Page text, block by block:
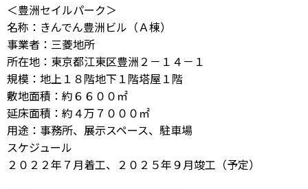
＜豊洲セイルパーク＞
名称：きんでん豊洲ビル（Ａ棟）
事業者：三菱地所
所在地：東京都江東区豊洲２－１４－１
規模：地上１８階地下１階塔屋１階
敷地面積：約６６００㎡
延床面積：約４万７０００㎡
用途：事務所、展示スペース、駐車場
スケジュール
２０２２年７月着工、２０２５年９月竣工（予定）